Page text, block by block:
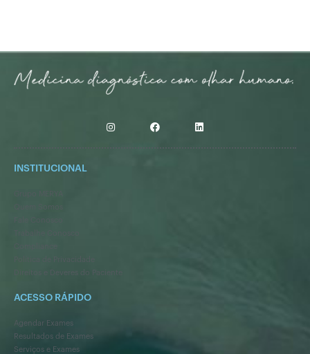
INSTITUCIONAL
ACESSO RÁPIDO
Agendar Exames
Resultados de Exames
Serviços e Exames